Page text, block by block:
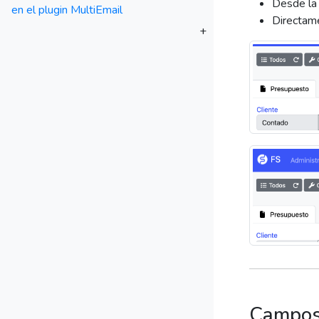
en el plugin MultiEmail
+
Desde la